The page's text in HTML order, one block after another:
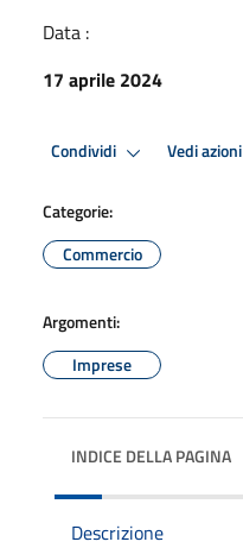
Data :
17 aprile 2024
Condividi Vedi azioni
Categorie:
Commercio
Argomenti:
Imprese
INDICE DELLA PAGINA
Descrizione